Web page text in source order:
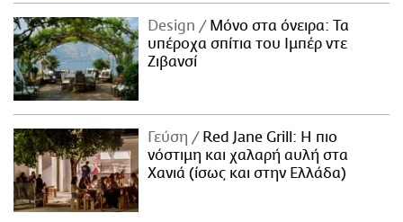
ΜΙΚΡΟΠΡΑΓΜΑΤΑ
THE GOOD LIFO
LIFOLAND
CITY GUIDE
ΑΜΠΑ
PRINT
Design
Μόνο στα όνειρα: Τα
υπέροχα σπίτια του Ιμπέρ ντε
Ζιβανσί
Γεύση
Red Jane Grill: Η πιο
νόστιμη και χαλαρή αυλή στα
Χανιά (ίσως και στην Ελλάδα)